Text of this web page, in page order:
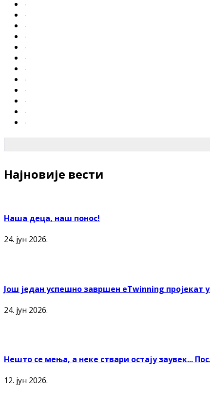
Најновије вести
Наша деца, наш понос!
24. јун 2026.
Још један успешно завршен еTwinning пројекат
24. јун 2026.
Нешто се мења, а неке ствари остају заувек...
12. јун 2026.